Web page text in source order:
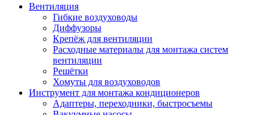
Вентиляция
Гибкие воздуховоды
Диффузоры
Крепёж для вентиляции
Расходные материалы для монтажа систем
вентиляции
Решётки
Хомуты для воздуховодов
Инструмент для монтажа кондиционеров
Адаптеры, переходники, быстросъемы